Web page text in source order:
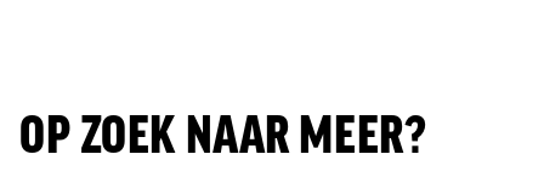
OP ZOEK NAAR MEER?